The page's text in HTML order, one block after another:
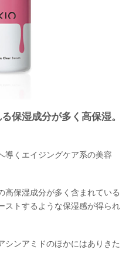
保湿成分が多く高保湿。
導くエイジングケア系の美容
高保湿成分が多く含まれている
ストするような保湿感が得られ
シンアミドのほかにはありきた